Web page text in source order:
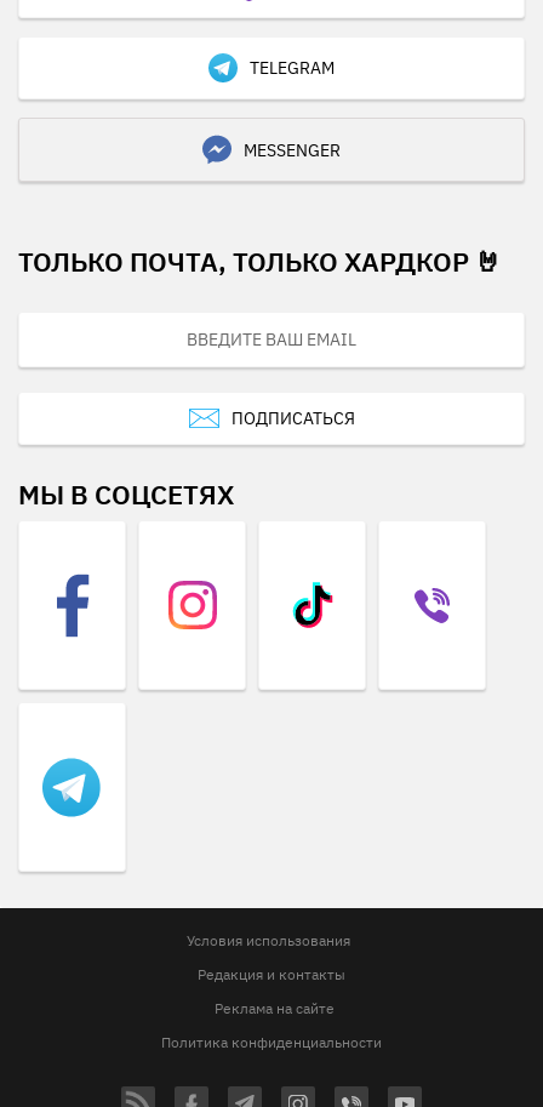
TELEGRAM
MESSENGER
ТОЛЬКО ПОЧТА, ТОЛЬКО ХАРДКОР 🤘
ПОДПИСАТЬСЯ
МЫ В СОЦСЕТЯХ
Условия использования
Редакция и контакты
Реклама на сайте
Политика конфиденциальности